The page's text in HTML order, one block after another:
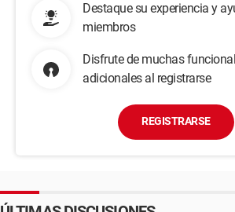
Destaque su experiencia y
miembros
Disfrute de muchas
adicionales al registrarse
REGISTRARSE